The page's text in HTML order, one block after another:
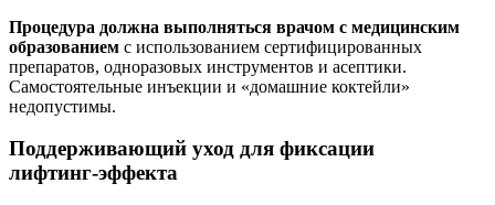
Процедура должна выполняться врачом с медицинским
образованием с использованием сертифицированных
препаратов, одноразовых инструментов и асептики.
Самостоятельные инъекции и «домашние коктейли»
недопустимы.
Поддерживающий уход для фиксации
лифтинг‑эффекта